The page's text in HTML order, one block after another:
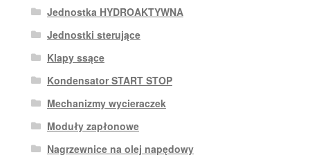
Jednostka HYDROAKTYWNA
Jednostki sterujące
Klapy ssące
Kondensator START STOP
Mechanizmy wycieraczek
Moduły zapłonowe
Nagrzewnice na olej napędowy